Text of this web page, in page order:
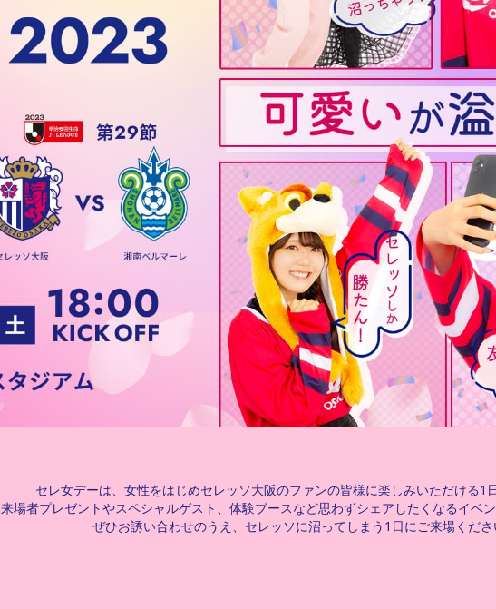
セレ女デーは、女性をはじめセレッソ大阪のファンの皆様に楽しみいただける1
来場者プレゼントやスペシャルゲスト、体験ブースなど思わずシェアしたくなるイベン
ぜひお誘い合わせのうえ、セレッソに沼ってしまう1日にご来場くださ